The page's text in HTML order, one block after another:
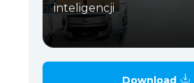
inteligencji
Download